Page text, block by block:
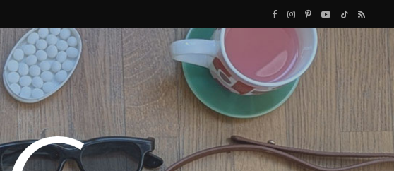
F
c
o
I
s
g
P
r
Y
b
T
k
R